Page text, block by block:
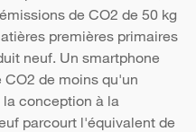
de CO2 de 50 kg
premières primaires
neuf. Un smartphone
de moins qu'un
la conception à la
parcourt l'équivalent de